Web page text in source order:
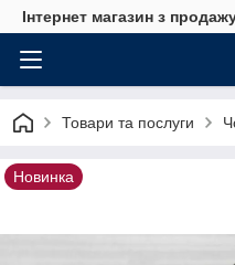
Інтернет магазин з
Товари та послуги
Новинка